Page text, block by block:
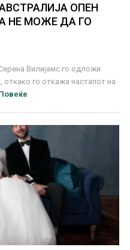
ОПЕН
НЕ МОЖЕ ДА ГО
Вилијамс го одложи
откако го откажа настапот на